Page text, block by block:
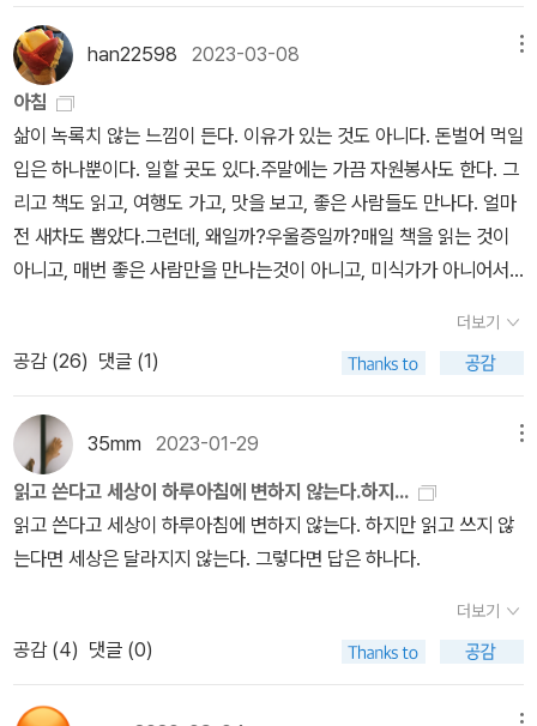
근본적으로 바꾸는 것, 다시 말해 이 모든 것들이 담겨 있는 우리의 텍
스트 자체를 새롭게 발명하는 것이어야 한다는 확신 때문이다. 그런
데 새로운 언어를 찾아내고 사유 체계를 바꾸어내는 것이야말로 혁명
의 출발점이자 목표라고 말했던 것은 비단 사사키 아타루만이 아니었
다. 『더 나은 삶을 상상하라』는 책을 남기고 떠난 미국의 대표적인 유
럽 현대사가 토니 주트 역시 비슷한 주장을 한다. 이러한 방식으로
정치적 변화를 이끌어 내었던 전례들이 있다. 구체제가 비틀거리고
있던 18세기 중반 프랑스에서 가장 중요한 발전이 일어났던 정치 무
도 아니었다. 중요한 변화는 언어 그 자체에서 시작되었다. 언론인들
과 팸플릿 작가들은 체제에 불만을 품은 행정가나 성직자들과 함께
정의나 인민의 권리와 같은 구체제의 언어에 새로운 생명을 불어넣었
다. 결국 이러한 어휘들은 민중 행동의 새로운 표현 수단으로 자리 잡
았다. 절대주의 군주정에 정면으로 맞설 수는 없었지만, 그들은 기존
질서에 대한 반대를 표현하고 상상함으로써, 그리고 '민중'이 믿을 수
있는 대안적인 권위의 원천들을 상정함으로써 절대 군주정의 정당성
을 박탈하기 시작했다. 사실상 그들은 근대 정치학을 발명했다. 그리
치 언어는 이미 프랑스 전체에 널리 퍼져 있었다. 실제로 혁명가들은
이건 어떤가? 예술의 종말. 사사키에게 이렇게 묻고 싶었다. 예술이
없어진다는 의미의 ‘종말’이 아니라, 기존의 예술을 일컫는 단어를 /
예술/이라는 표기로 일부러 가시화해본다면, 바로 그 /예술/의 종말
을 그 비평가들은 의미했던 것이다. 이제 경계는 없다. 어디까지가 예
술이고, 예술이 아닌가? 작품으로 승인되는 현상이 거의 무한해졌다.
권위는 남아 있겠지만. 영국 YBA 현상만 놓고 보더라도 열광하는 자
들과 경멸하는 자들이 나뉘어 있는 것 자체가 예술의 한 축을 이루고
있다. ‘자기가 먹다 남긴 사과를 유리 상자 안에 두고는 <실낙원>이
라 하질 않나, 네온사인 하나 만들어놓고 작품이라 내걸지 않나.’ 이런
말 안에 두 개의 표정이 모두 들어 있다는 것이다. 그리고 (사사키는
별 관심도 주지 않겠지만)시장이 여기에 반응했다. 하지만 이 자리에
않겠다. 버거운 일이고, 거기서 거기인 일이다. 나처럼 예술을 ‘추
종’하는 이들에게는 씁쓸한 기삿거리 정도일 뿐이고. 새로운 것은
없다는 의미에서 종말을 과감히 잘라버리는 게 사사키의 작업이었다.
그 말에는 전적으로 동의할 수밖에 없다. 그러나 우리에게는 정말이
지 완전히 새로울 수밖에 없는 무언가가 예기치도 않게 찾아올 수 있
것’에 대한 가능성을 전제하지 않는 사고는 아닐까? 혹 그런 걸 두려
워하는 방어적 사고는 아닐까? 여기에 획기적으로 우리의 생각을 바
꿔놓을 수도 있는 과학의 발견을 가져다놓으면, “새로운 것은 없
다.”라는 말이 지닌 함의가 어쩌면 위험한 것일 수도 있다는 생각까지
게 만들어지게 되었는지를 확인하고 있다. 이처럼 글을 읽는다는 것
에 대해서 생각하고 다시 써내는 과정에 대해서 말하고 있지만 저자
는 단순히 읽는 것이 글만이 아니라 여러 가지로 이해될 수 있다고 말
하고 있고, 그 읽음이 단순히 글만이 아닌 수많은 의미에서의 읽음이
라고 말하고 있기 때문에 다른 분야를 깎아내릴 생각으로 자신의 논
의를 전개하는 것은 아니라고 말하기도 한다. 마찬가지의 방식으로
무함마드에 대해서 살펴보고 있고, 그 논의의 과정 속에서 지금 시대
의 유행병처럼 퍼져 있는 종말론에 대해서 수없이 끝과 최후를 말하
는 사람들에 대해서 비난하며 그 열망이 병든 생각임을 말하고 있기
도 하다. 세상을 좀 더 길게 바라보고 그런 관점 속에서 이해를 해야만
한다는 저자의 생각은 한편으로는 쉽게 납득할 수 있는 생각이지만
으로 지금 시대의 시대정신으로부터 멀어질 수 있을지에 대한 고민도
자연스럽게 떠올려지게 된다. 저자가 생각하기에 읽기와 관련해서 가
장 근본적인 혁명이라고 생각할 수 있는 중세 해석자 혁명을 통해서
어떻게 사회가 재구성되는지를, 읽고-고쳐 읽고-고쳐 쓰고-실천하고
그리고 그걸 다시금 반복하는 그 지난한 과정이 어떤 식으로 세상을
그 이후 어떤 식으로 모든 것이 변화되었고 그 변화를 명확하게 파악
하면서 새로운 변화를 어떤 식으로 모색해야 할지를 간곡하게 부탁하
고 있다. 만들어낸 것이 인간이라면, 우리 인간은 거기에서 빠져나가
는 것도 가능할 터입니다.반드시, 반드시요. 저자는 이렇게 우리들에
패작이란 말인가? 하지만 인류가 실패작이라면, 자! 어서!」[15] 「어떤
사물의 속성이 고귀할수록 그것이 성공할 가능성이 희박해진다. 여기
있는 그대들 보다 높은 인간이여, 그대들은 모두 실패한 자들이 아닌
가?용기를 내라. 그게 어쨌단 말인가! 아직 얼마나많은 일이 가능한
가! 사람들이 웃지 않을 수 없도록 그대 자신을 비웃는 법을 배워라!그
대들이 실패했고 아직 반밖에 성공하지못했더라도 그게 뭐가 이상한
가. 그대들 반쯤 부서진자들이여! 그대들 속에서 서로 밀치며 부딪치
지 않는가-인간의 미래가!인간에게서 가장 멀고, 가장 깊고, 별처럼
리 속에서 서로 부딪치며 거품을내고 있지 않은가?많은 항아리가 부
서진다 해도 그게 뭐가이상한가! 사람들이 웃지 않을 수 없도록 그대
자신을비웃는 법을 배워라! 그대들 보다 높은 인간들이여, 아직 얼마
나 많은일이 가능한가!그런데 참으로 이미 얼마나 많은 일이성공했는
가! 이 땅에는 조그맣고 아름답고 완전한 사물들이,제대로 된 것이 얼
마나 풍부한가!그대들 주위에 조그맣고 아름답고 완전한사물들을 놓
아두라. 그대들 보다 높은 인간들이여!그것들의 금쪽같은 성숙함이
마음을 치유한다. 완전한 것은 희망을 갖도록 가르친다.」: 사사키 아
는 조금 다른 것이었습니다. 기대가 너무 컸을까요. 아무래도 제 나이
는 인간이 인지혁명이 모든 변혁을 가져온 첫번째 혁명이라고 말한
다. 그것은 바로 스토리텔링 능력이다. '호모 사피엔스를 이해하는 가
장 좋은 방법은 호모사피엔스를 '이야기하는 동물 stoytelling anma
l로 보는 것이다. 인간은 신과 국가와 기업에 대한 허구의 이야기를 만
들어내며, 이러한 이야기들은 우리 사회의 근간이자 삶에 의미를 주
는 원천이 된다. 그 이야기를 위해 우리는 기꺼이 누군가를 죽이거나
죽임을 당한다. 이런 형태는 침팬지나 늑대를 비롯해 사회생활을 하
는 똑똑한 다른 종에서는 볼 수 없다.'<사피엔스> 14p그러니까 우리
다. 그 사회는 가족, 국가, 종교, 공동체 그런 것들이다. 그리고 그 상
상은 언어를 통해 현실화되고 구속력이 생기기 시작했다. 법과 교리,
경전이 생기기 시작한 것이다. 이 인지혁명은 바로 언어, 텍스트에 의
해 만들어지며, <잘라라 기도하는 그 손을>은 (넓은 의미에서의) 문
학이 어떻게 혁명인지, 혁명이 될 수 있는지 설명한다. 텍스트를 읽고
다시 읽고 읽어버렸고, 읽은 이상 다시 쓸 수 밖에 없는 것이 결국 혁
명의 본체라는 말한다. #2. 읽고 쓰는 것은 '준거를 만드는 것' <팔순
에 한글 공부를 시작했습니다> 책을 보면 팔순이 되어서야 한글을 익
힌 할머니들이 하는 말씀이 있다. 한글을 익히고 나서야 이제 더이상
해도 항상 이렇게 하는 것이 맞는지 어떻게 해야 하는지 혹시 틀린 것
읽고 책도 샀다. 주기적으로 한 번씩 읽으며 내 삶에 디지털 기기가 얼
마나 스며들었는지 자각하고 여기서 벗어나고자 노력해야겠다. 뚜렷
한 목적 없는 인터넷 서핑은 진짜 인생낭비다.2. 김영하 저, 『작별인
사』, 복복서가(2022), 완독1~2월에 읽고 4월에 다시 한 번 읽었다.
그때도 그렇고 이번에도 그렇고 작가가 책에 담고자 했던 생각은 인
상 깊었고 또 어떤 점에서 내 삶의 모토와도 맞았지만, 서사를 풀어나
가는 과정, 그리고 그 서사를 구체적인 시공간과 캐릭터로 구현해나
가는 과정에서는 아쉬운 점이 많았다. 예를 들자면, 최박사의 급발진
이라던가 철이가 수용소에서 갑자기 인간다움에 대해 고민하는 부분
이라던가. 좋은 생각을 담기에 이 책은 너무 얇았다. 읽고 있거나 읽다
가 만 책들1. 이승종 교수의 '비트겐슈타인 새로 읽기' : 학문적인 철학
그 중에 관심을 두고 챙겨보려는 사람이 이승종 교수다. 비트겐슈타
인을 자연주의적으로 새로 읽는 작품이고 '자연사적 사실'이라는 것의
의미에 관심이 많아 읽다가 다른 게 바빠져 책을 다시 반납했다. 언젠
가 '사유의 이미지'와 '자연사적 사실'이라는 개념을 비교, 교차해 정리
해보고싶다.2. 루소의 '에밀' : 에밀 곳곳에는 번뜩이는 통찰들이 자주
모여 읽던가 해야 할듯...3. 김명주의 '검푸른 고래 요나' : 3/2 정도 읽
고 바빠져서 덮었다. 소설이 좀 몽환적이고 가독성이 좋은 편은 아닌
데, 주제라던가 서사는 나쁘지 않았던 거 같다. 종교와 연관지어서 읽
으면 재미있게 해석할 게 많은 작품. 난 특히, 여기서도 경계에 선 이
han22598 2023-03-08
아침
삶이 녹록치 않는 느낌이 든다. 이유가 있는 것도 아니다. 돈벌어 먹일
입은 하나뿐이다. 일할 곳도 있다.주말에는 가끔 자원봉사도 한다. 그
리고 책도 읽고, 여행도 가고, 맛을 보고, 좋은 사람들도 만나다. 얼마
전 새차도 뽑았다.그런데, 왜일까?우울증일까?매일 책을 읽는 것이
아니고, 매번 좋은 사람만을 만나는것이 아니고, 미식가가 아니어서
하니 막상 떠나는 여행도 이제는 크게 설레지도 않는 걸까?열정적인
삶은 몸과 마음을 피페하게 만들기도 한다는 것을 알게 된 이후로
는 내 마음의 불씨조차 키우지 않으려는 저항의 반응인가...비가 멈추
고, 구름이 걷혔다.눈부신 아침이다.
더보기
공감 (26) 댓글 (1)
35mm 2023-01-29
읽고 쓴다고 세상이 하루아침에 변하지 않는다.하지...
읽고 쓴다고 세상이 하루아침에 변하지 않는다. 하지만 읽고 쓰지 않
는다면 세상은 달라지지 않는다. 그렇다면 답은 하나다.
더보기
공감 (4) 댓글 (0)